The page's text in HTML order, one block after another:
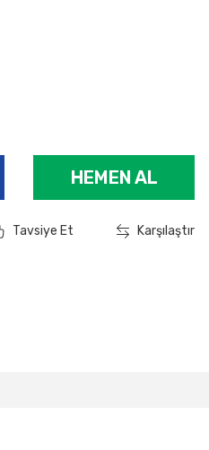
HEMEN AL
Tavsiye Et Karşılaştır